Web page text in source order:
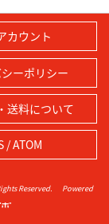
カウント
ーポリシー
送料について
/ATOM
Reserved. Powered